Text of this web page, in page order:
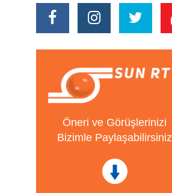
Öneri ve Görüşlerinizi
Bizimle Paylaşabilirsiniz